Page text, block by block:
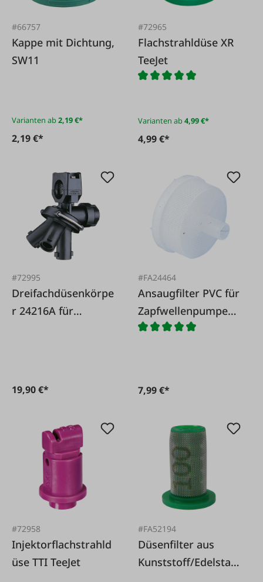
#66757
Kappe mit Dichtung,
SW11
Varianten ab2,19 €*
2,19 €*
#72965
Flachstrahldüse XR
TeeJet
Varianten ab4,99 €*
4,99 €*
#72995
Dreifachdüsenkörpe
r 24216A für
19,90 €*
#FA24464
Ansaugfilter PVC für
Zapfwellenpumpe
MT20/25
7,99 €*
#72958
Injektorflachstrahld
üse TTI TeeJet
#FA52194
Düsenfilter aus
Kunststoff/Edelstahl